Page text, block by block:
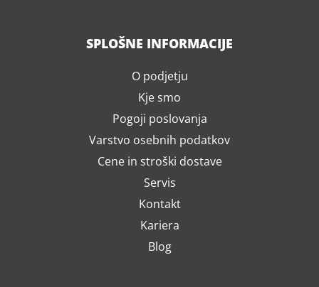
SPLOŠNE INFORMACIJE
O podjetju
Kje smo
Pogoji poslovanja
Varstvo osebnih podatkov
Cene in stroški dostave
Servis
Kontakt
Kariera
Blog